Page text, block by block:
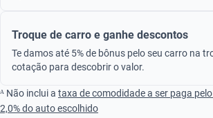
Troque de carro e ganhe descontos
Te damos até 5% de bônus pelo seu carro na
cotação para descobrir o valor.
ᴬ Não inclui a taxa de comodidade a ser paga
2,0% do auto escolhido